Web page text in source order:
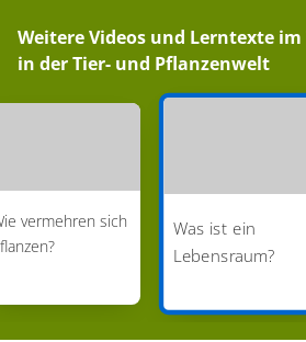
Weitere Videos und Lerntexte im
in der Tier- und Pflanzenwelt
vermehren sich
Was ist ein
Lebensraum?